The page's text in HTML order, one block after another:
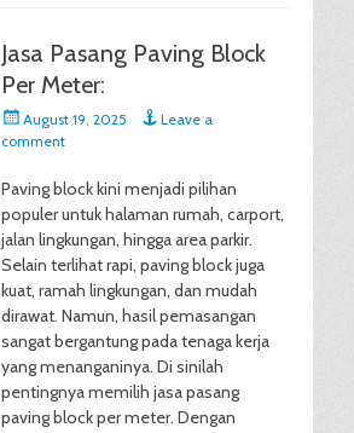
Jasa Pasang Paving Block
Per Meter:
Posted
on
August 19, 2025
Leave a
comment
Paving block kini menjadi pilihan
populer untuk halaman rumah, carport,
jalan lingkungan, hingga area parkir.
Selain terlihat rapi, paving block juga
kuat, ramah lingkungan, dan mudah
dirawat. Namun, hasil pemasangan
sangat bergantung pada tenaga kerja
yang menanganinya. Di sinilah
pentingnya memilih jasa pasang
paving block per meter. Dengan